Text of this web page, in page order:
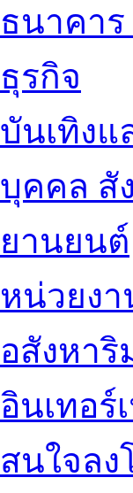
ธนาคาร
ธุรกิจ
บันเทิง
บุคคล สั
ยานยนต์
หน่วยง
อสังหา
อินเทอร์
สนใจล